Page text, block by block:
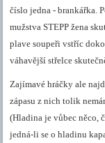
číslo jedna - brankářka.
mužstva STEPP žena
plave soupeři vstříc
váhavější střelce
Zajímavé hráčky ale
zápasu z nich tolik
(Hladina je vůbec něco,
jedná-li se o hladinu